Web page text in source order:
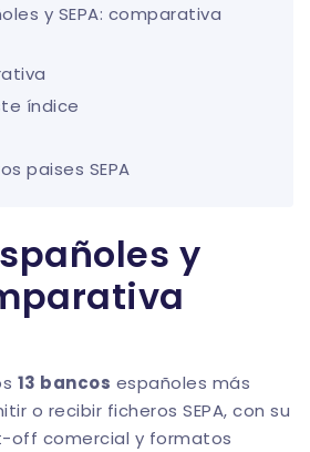
y SEPA: comparativa
índice
paises SEPA
y
13 bancos españoles más
o recibir ficheros SEPA, con su
off comercial y formatos